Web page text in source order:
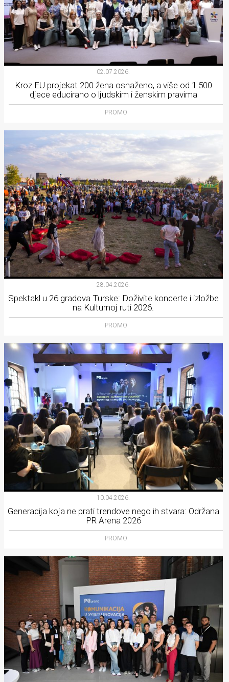
02.07.2026.
Kroz EU projekat 200 žena osnaženo, a više od 1.500
djece educirano o ljudskim i ženskim pravima
PROMO
28.04.2026.
Spektakl u 26 gradova Turske: Doživite koncerte i izložbe
na Kulturnoj ruti 2026.
PROMO
10.04.2026.
Generacija koja ne prati trendove nego ih stvara: Održana
PR Arena 2026
PROMO